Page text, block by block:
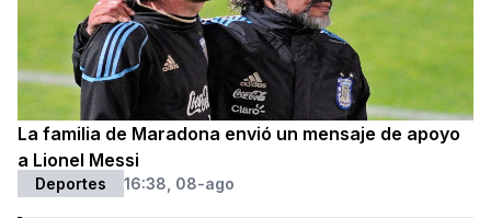
La familia de Maradona envió un mensaje de apoyo
a Lionel Messi
Deportes 16:38, 08-ago